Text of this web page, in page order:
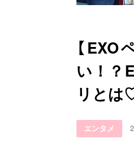
【
い！？
リとは
エンタメ